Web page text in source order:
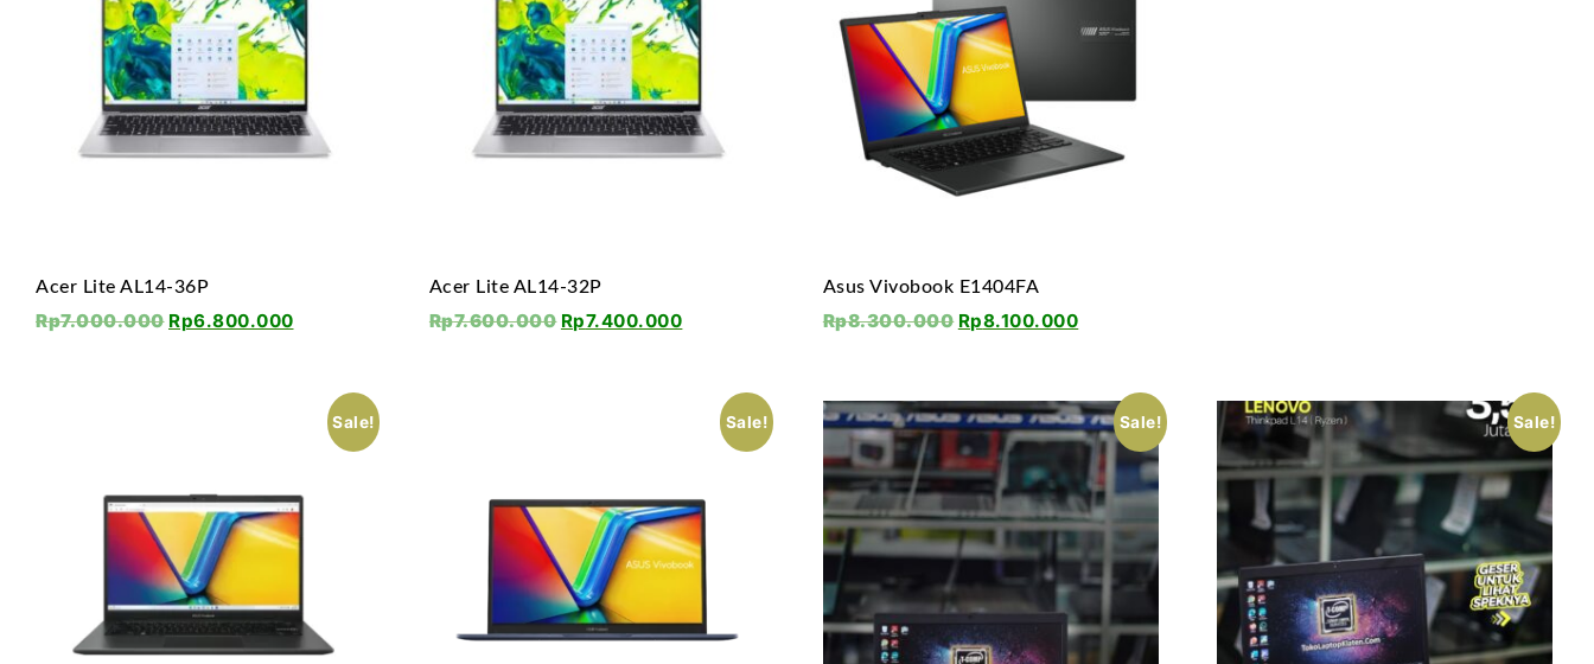
Acer Lite AL14-36P
Rp7.000.000 Rp6.800.000
Acer Lite AL14-32P
Rp7.600.000 Rp7.400.000
Asus Vivobook E1404FA
Rp8.300.000 Rp8.100.000
Sale! Sale! Sale! Sale!